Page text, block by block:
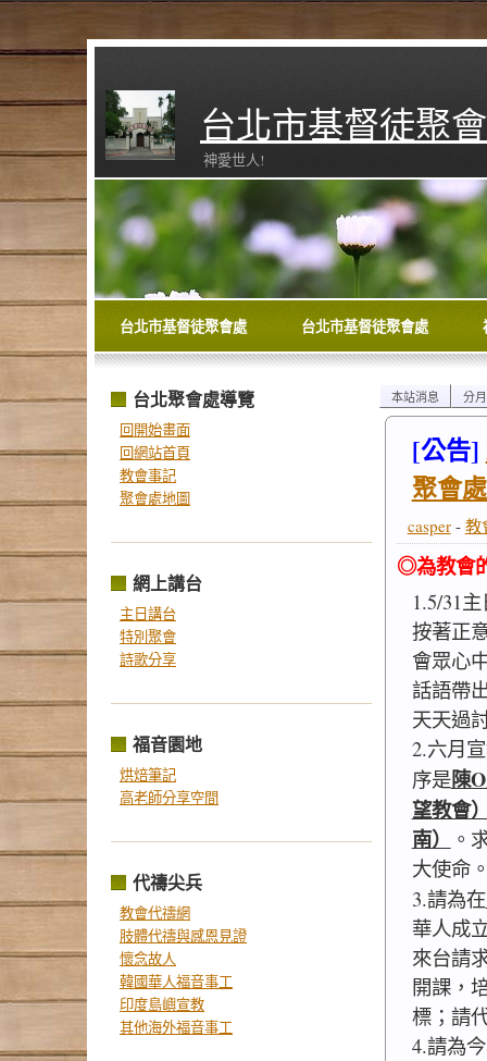
台北市基督徒聚
神愛世人!
台北市基督徒聚會處 台北市基督徒聚會處
台北聚會處導覽
回開始畫面
回網站首頁
教會事記
聚會處地圖
網上講台
主日講台
特別聚會
詩歌分享
福音園地
烘焙筆記
高老師分享空間
代禱尖兵
教會代禱網
肢體代禱與感恩見證
懷念故人
韓國華人福音事工
印度島嶼宣教
其他海外福音事工
本站消息 分
[公告]
聚會
casper- 教
◎為教會
1.5/31
按著正
會眾心
話語帶
天天過
2.六月
序是陳
望教會
南）
。
大使命
3.請為在
華人成
來台請
開課，
標；請
4.請為